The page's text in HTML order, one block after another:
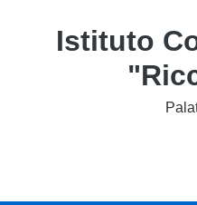
Istituto